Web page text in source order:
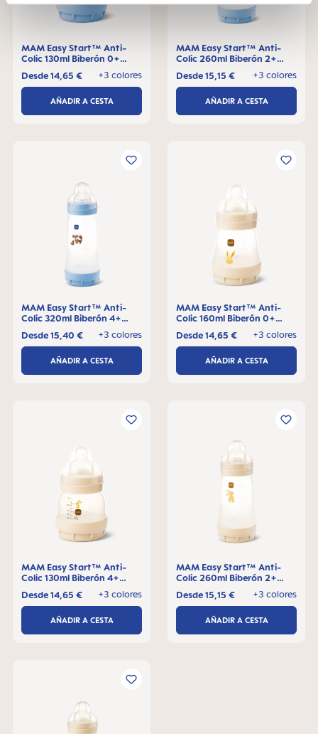
MAM Easy Start™ Anti-
Colic 130ml Biberón 0+
+3 colores
Desde14,65 €
AÑADIR A CESTA
MAM Easy Start™ Anti-
Colic 260ml Biberón 2+
+3 colores
Desde15,15 €
AÑADIR A CESTA
MAM Easy Start™ Anti-
Colic 320ml Biberón 4+
+3 colores
Desde15,40 €
AÑADIR A CESTA
MAM Easy Start™ Anti-
Colic 160ml Biberón 0+
+3 colores
Desde14,65 €
AÑADIR A CESTA
MAM Easy Start™ Anti-
Colic 130ml Biberón 4+
+3 colores
Desde14,65 €
AÑADIR A CESTA
MAM Easy Start™ Anti-
Colic 260ml Biberón 2+
+3 colores
Desde15,15 €
AÑADIR A CESTA